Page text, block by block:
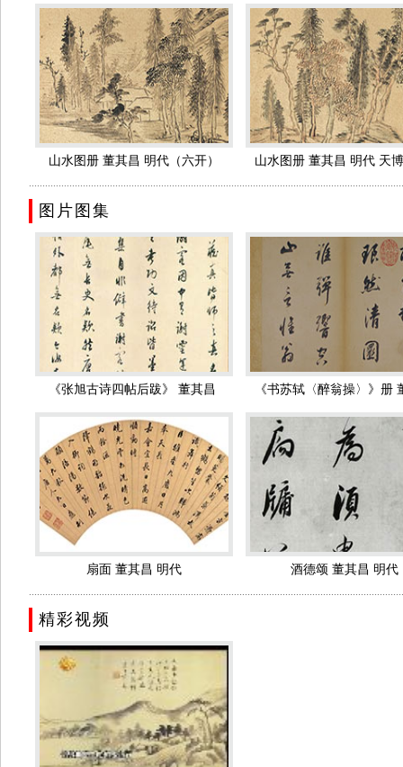
当时声望显著，成为“华亭派”的首领。
董其昌的书法成就也很高，董的书法以行草书造诣最高，他对
但他的书法并没有一味受这两位书法大师的左右。他的书法综合
平淡古朴。用笔精到，始终保持正锋，少有偃笔、拙滞之笔；在
浓淡，尽得其妙。书法至董其昌，可以说是集古法之大成，“ 六体
之。”（《明史·文苑传》）。一直到清代中期，康熙、乾隆都以董
他的墨迹题过一长段跋语加以赞美：“华亭董其昌书法，天姿迥异
劲藏锋，似拙实巧。……颜真卿、
气，独时见本色。草书亦纵横排宕有致，朕甚心赏。其用墨之妙
写董书，致使董书得以风靡一时，出现了满朝皆学董书的热潮。
深，是其他书法家无法比拟的。 董其昌的书法，历来评说褒贬不
为“书家神品”。谢肇称其“合作之笔，往往前无古人”。周之士说
者也很多，包世臣 康有为 最为激烈。包世臣云：“行笔不免空怯”
俭。若遇大将整军厉武，壁垒摩天，旌旗变色者，必裹足不敢
董其昌没有留下一部书论专著，但他在实践和研究中得出的心
人书取意。”这是历史上书法理论家第一次用韵、法、意三个概念
的阐释和引导作用。董其昌一生勤于书画，又享高寿，所以传世
册》、《烟江叠嶂图跋》、《倪宽赞》、《前后赤壁赋册》等
地位吹嘘的十分重要,他针对中国传统文人画创作所提出的“南北
画学派不知其本质，所赏识和效仿 。
虽然董其昌 "南北宗论"对山水画进行的分类,为我们提供了剖析
展产生了消极的影响。但是"南北宗论"同时也助长了绘画上的
明朝著名画家
被强迫拜其为师，蓝瑛的著名作品如《白
传世作品
董其昌一生创作了极多的书画作品，流传至今的也很多，其中已
的用力之作，根据卷末自题，此卷是从
娟，是早年小楷书精心之作；《东方先生画赞碑》 ，作于50岁，
命》卷，作于71岁，楷书、师法颜真卿，结体端正，法度严谨；
锋直下，转折流畅，反映了中年时期行书面貌。《路马湖记》
上海博物馆收藏的代表作有：山水画《江干三树图》、《秋兴
北京市文物商店藏有一件书法作品《金沙帖》；天津市博物馆有
宝档案》栏目播出）；南京博物院藏有书法作品《松江府制诰》
物馆
山水图册 董其昌 明代（六开）
天博
山水图册 董其昌 明代 天
23.4X15
山水册页(十开) 董其昌 明代 天
仿古山水册（八开） 董
山水图册（六开） 董其昌 明代
仿古四季山水册页十开
明代
册页 董其昌 明代 北京故宫博物
院
图片图集
《张旭古诗四帖后跋》 董其昌
明代
《书苏轼〈醉翁操〉》册
明代
扇面 董其昌 明代 酒德颂 董其昌 明代
方旸谷小传 董其昌 明代
精彩视频